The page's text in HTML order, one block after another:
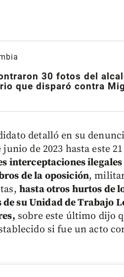
30 fotos del
que disparó contra
detalló en su
de 2023 hasta este
interceptaciones
de la oposición,
hasta otros hurtos de
su Unidad de Trabajo
sobre este último dijo
si fue un acto